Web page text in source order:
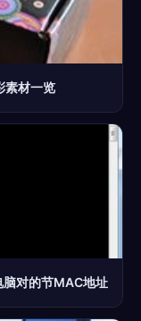
素材一览
对的节MAC地址